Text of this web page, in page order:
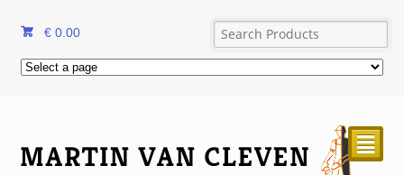
€ 0.00
²